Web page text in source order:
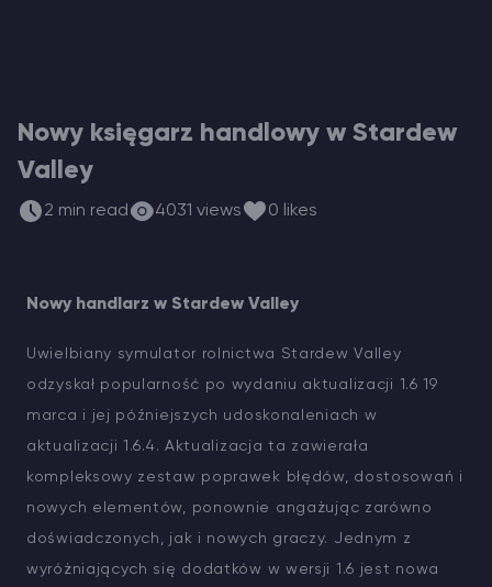
Nowy księgarz handlowy w Stardew
Valley
2 min read 4031 views 0 likes
Nowy handlarz w Stardew Valley
Uwielbiany symulator rolnictwa Stardew Valley
odzyskał popularność po wydaniu aktualizacji 1.6 19
marca i jej późniejszych udoskonaleniach w
aktualizacji 1.6.4. Aktualizacja ta zawierała
kompleksowy zestaw poprawek błędów, dostosowań i
nowych elementów, ponownie angażując zarówno
doświadczonych, jak i nowych graczy. Jednym z
wyróżniających się dodatków w wersji 1.6 jest nowa